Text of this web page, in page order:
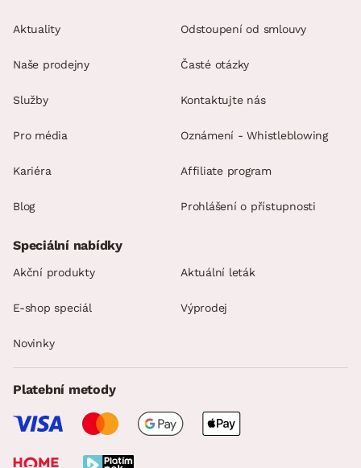
Aktuality
Naše prodejny
Služby
Pro média
Kariéra
Blog
Odstoupení od smlouvy
Časté otázky
Kontaktujte nás
Oznámení - Whistleblowing
Affiliate program
Prohlášení o přístupnosti
Speciální nabídky
Akční produkty Aktuální leták
E-shop speciál Výprodej
Novinky
Platební metody